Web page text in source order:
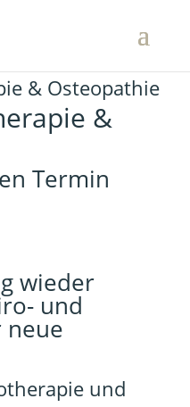
&
Termin
wieder
und
neue
und